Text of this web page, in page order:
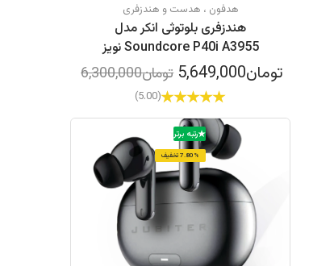
هدفون ، هدست و هندزفری
هندزفری بلوتوثی انکر مدل
Soundcore P40i A3955 نویز
کنسلینگ
تومان5,649,000 تومان6,300,000
(5.00)
رتبه برتر
7.80% تخفیف